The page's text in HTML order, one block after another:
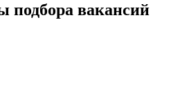
вакансий